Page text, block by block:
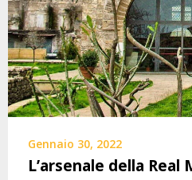
Gennaio 30, 2022
L’arsenale della Real